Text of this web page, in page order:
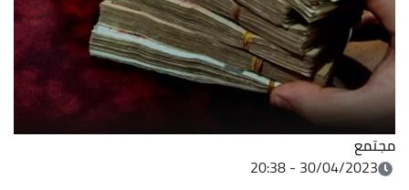
مجتمع
30/04/2023 - 20:38